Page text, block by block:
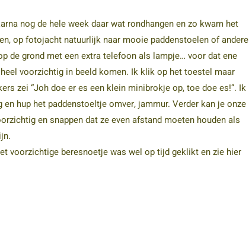
nog de hele week daar wat rondhangen en zo kwam het
op fotojacht natuurlijk naar mooie paddenstoelen of andere
de grond met een extra telefoon als lampje… voor dat ene
voorzichtig in beeld komen. Ik klik op het toestel maar
zei “Joh doe er es een klein minibrokje op, toe doe es!”. Ik
hup het paddenstoeltje omver, jammur. Verder kan je onze
en snappen dat ze even afstand moeten houden als
voorzichtige beresnoetje was wel op tijd geklikt en zie hier